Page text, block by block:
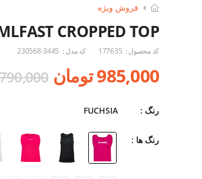
فروش ویژه
CROPPED TOP
کد محصول : 177635 کد مدل : 230568-3445
985,000 تومان 1,790,000
رنگ : FUCHSIA
رنگ ها :